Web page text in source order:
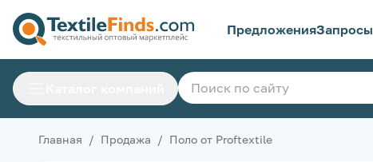
ПредложенияЗапросы
Главная / Продажа / Поло от Proftextile